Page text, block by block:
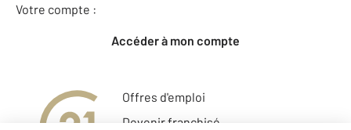
Votre compte :
Accéder à mon compte
Offres d'emploi
Devenir franchisé